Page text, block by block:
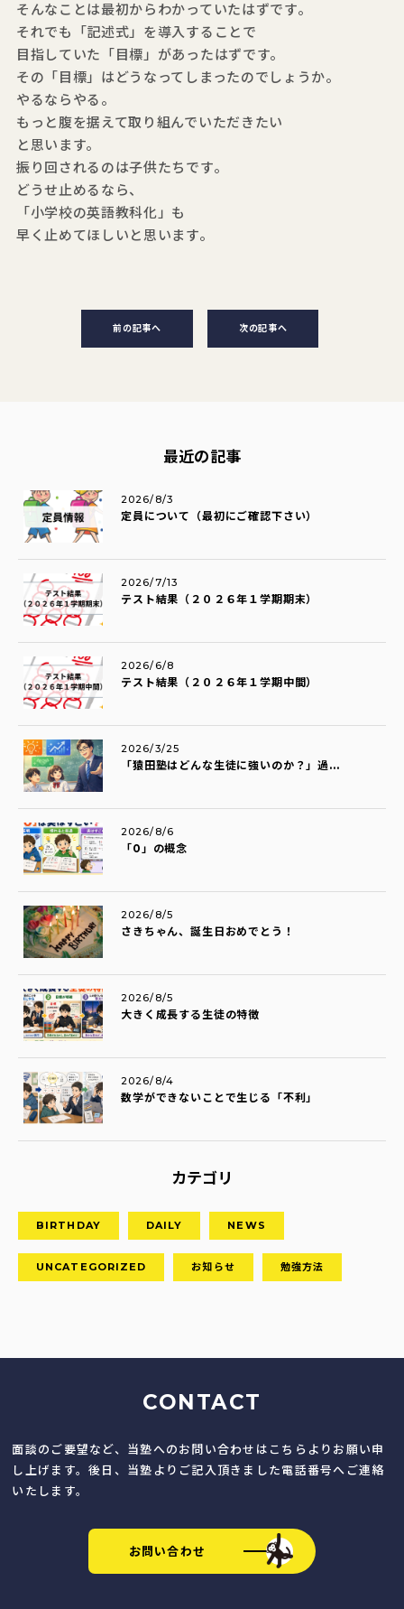
そんなことは最初からわかっていたはずです。
それでも「記述式」を導入することで
目指していた「目標」があったはずです。
その「目標」はどうなってしまったのでしょうか。
やるならやる。
もっと腹を据えて取り組んでいただきたい
と思います。
振り回されるのは子供たちです。
どうせ止めるなら、
「小学校の英語教科化」も
早く止めてほしいと思います。
前の記事へ 次の記事へ
最近の記事
定員について（最初にご確認下さい）
2026/8/3
テスト結果（２０２６年１学期期末）
2026/7/13
テスト結果（２０２６年１学期中間）
2026/6/8
「猿田塾はどんな生徒に強いのか？」過...
2026/3/25
「0」の概念
2026/8/6
さきちゃん、誕生日おめでとう！
2026/8/5
大きく成長する生徒の特徴
2026/8/5
数学ができないことで生じる「不利」
2026/8/4
カテゴリ
BIRTHDAY DAILY NEWS
UNCATEGORIZED お知らせ 勉強方法
CONTACT
面談のご要望など、当塾へのお問い合わせはこちらよりお願い申
し上げます。後日、当塾よりご記入頂きました電話番号へご連絡
いたします。
お問い合わせ